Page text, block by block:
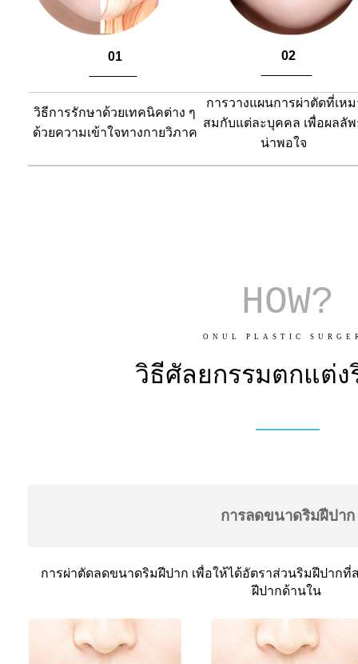
01
02
วิธีการรักษาด้วยเทคนิคต่าง ๆ
ด้วยความเข้าใจทางกายวิภาค
การวางแผนการผ่าตัดที่เหม
สมกับแต่ละบุคคล เพื่อผลลั
น่าพอใจ
HOW?
ONUL PLASTIC
วิธีศัลยกรรมตกแต่ง
การลดขนาดริมฝีปาก
การผ่าตัดลดขนาดริมฝีปาก เพื่อให้ได้อัตราส่วนริมฝีปาก
ฝีปากด้านใน